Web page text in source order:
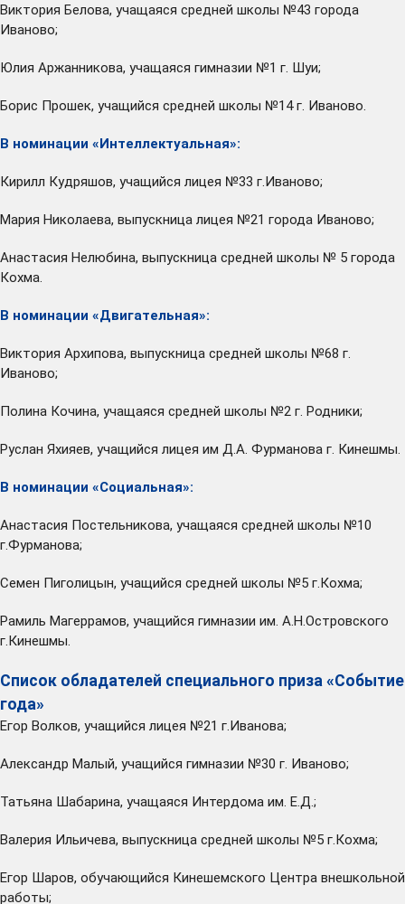
Виктория Белова, учащаяся средней школы №43 города
Иваново;
Юлия Аржанникова, учащаяся гимназии №1 г. Шуи;
Борис Прошек, учащийся средней школы №14 г. Иваново.
В номинации «Интеллектуальная»:
Кирилл Кудряшов, учащийся лицея №33 г.Иваново;
Мария Николаева, выпускница лицея №21 города Иваново;
Анастасия Нелюбина, выпускница средней школы № 5 города
Кохма.
В номинации «Двигательная»:
Виктория Архипова, выпускница средней школы №68 г.
Иваново;
Полина Кочина, учащаяся средней школы №2 г. Родники;
Руслан Яхияев, учащийся лицея им Д.А. Фурманова г. Кинешмы.
В номинации «Социальная»:
Анастасия Постельникова, учащаяся средней школы №10
г.Фурманова;
Семен Пиголицын, учащийся средней школы №5 г.Кохма;
Рамиль Магеррамов, учащийся гимназии им. А.Н.Островского
г.Кинешмы.
Список обладателей специального приза «Событие
года»
Егор Волков, учащийся лицея №21 г.Иванова;
Александр Малый, учащийся гимназии №30 г. Иваново;
Татьяна Шабарина, учащаяся Интердома им. Е.Д.;
Валерия Ильичева, выпускница средней школы №5 г.Кохма;
Егор Шаров, обучающийся Кинешемского Центра внешкольной
работы;